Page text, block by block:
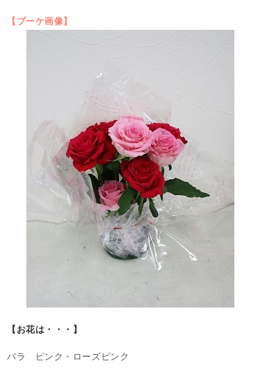
【ブーケ画像】
【お花は・・・】
バラ ピンク・ローズピンク